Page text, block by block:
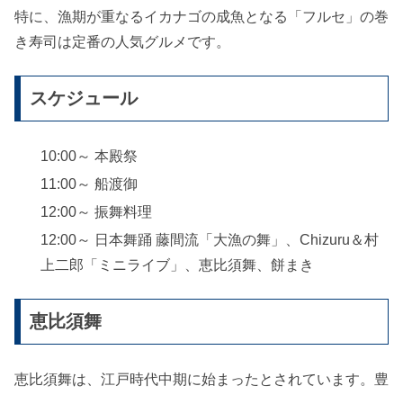
特に、漁期が重なるイカナゴの成魚となる「フルセ」の巻
き寿司は定番の人気グルメです。
スケジュール
10:00～ 本殿祭
11:00～ 船渡御
12:00～ 振舞料理
12:00～ 日本舞踊 藤間流「大漁の舞」、Chizuru＆村
上二郎「ミニライブ」、恵比須舞、餅まき
恵比須舞
恵比須舞は、江戸時代中期に始まったとされています。豊